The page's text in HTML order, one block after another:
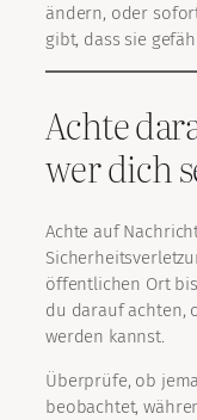
ändern, oder
gibt, dass sie
Achte
wer dich
Achte auf
öffentlichen Ort
du darauf achten,
werden kannst.
Überprüfe, ob
beobachtet,